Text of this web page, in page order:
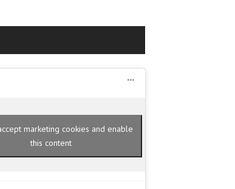
marketing cookies and enable
this content